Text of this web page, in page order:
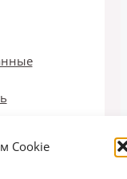
Cookie